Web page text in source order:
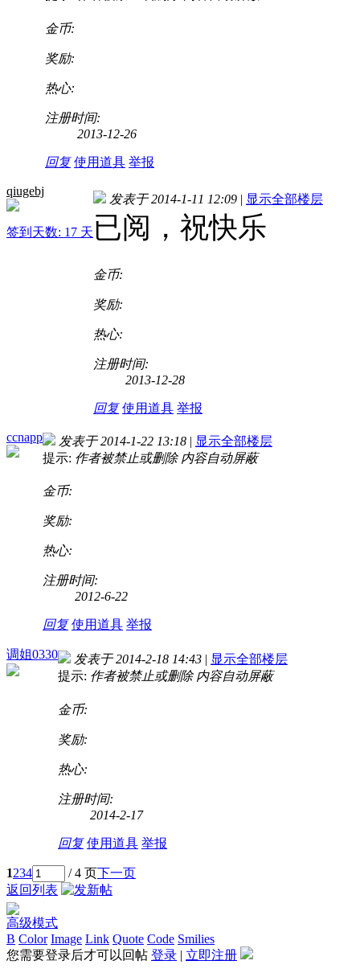
金币:
奖励:
热心:
注册时间:
2013-12-26
回复 使用道具 举报
qiugebj
签到天数: 17 天
发表于 2014-1-11 12:09 | 显示全部楼层
已阅，祝快乐
金币:
奖励:
热心:
注册时间:
2013-12-28
回复 使用道具 举报
ccnapp 发表于 2014-1-22 13:18 | 显示全部楼层
提示: 作者被禁止或删除 内容自动屏蔽
金币:
奖励:
热心:
注册时间:
2012-6-22
回复 使用道具 举报
调姐0330 发表于 2014-2-18 14:43 | 显示全部楼层
提示: 作者被禁止或删除 内容自动屏蔽
金币:
奖励:
热心:
注册时间:
2014-2-17
回复 使用道具 举报
1234 / 4 页下一页
返回列表
高级模式
B Color Image Link Quote Code Smilies
您需要登录后才可以回帖 登录 | 立即注册